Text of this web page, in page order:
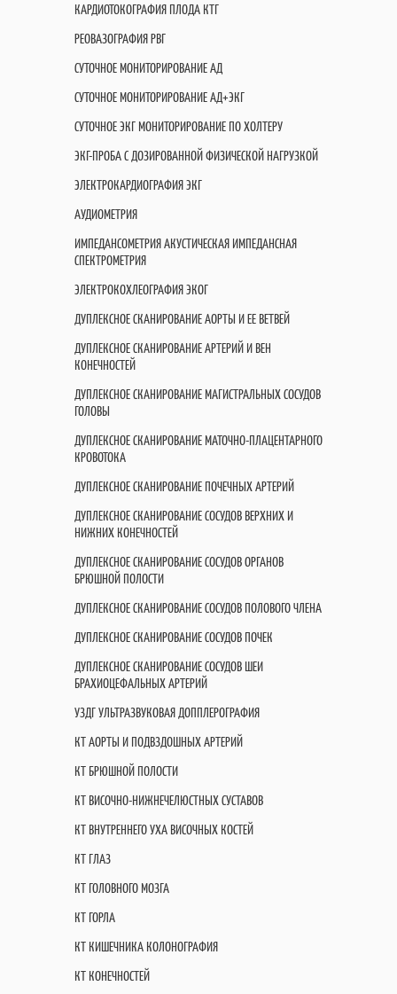
КАРДИОТОКОГРАФИЯ ПЛОДА КТГ
РЕОВАЗОГРАФИЯ РВГ
СУТОЧНОЕ МОНИТОРИРОВАНИЕ АД
СУТОЧНОЕ МОНИТОРИРОВАНИЕ АД+ЭКГ
СУТОЧНОЕ ЭКГ МОНИТОРИРОВАНИЕ ПО ХОЛТЕРУ
ЭКГ-ПРОБА С ДОЗИРОВАННОЙ ФИЗИЧЕСКОЙ НАГРУЗКОЙ
ЭЛЕКТРОКАРДИОГРАФИЯ ЭКГ
АУДИОМЕТРИЯ
ИМПЕДАНСОМЕТРИЯ АКУСТИЧЕСКАЯ ИМПЕДАНСНАЯ
СПЕКТРОМЕТРИЯ
ЭЛЕКТРОКОХЛЕОГРАФИЯ ЭКОГ
ДУПЛЕКСНОЕ СКАНИРОВАНИЕ АОРТЫ И ЕЕ ВЕТВЕЙ
ДУПЛЕКСНОЕ СКАНИРОВАНИЕ АРТЕРИЙ И ВЕН
КОНЕЧНОСТЕЙ
ДУПЛЕКСНОЕ СКАНИРОВАНИЕ МАГИСТРАЛЬНЫХ СОСУДОВ
ГОЛОВЫ
ДУПЛЕКСНОЕ СКАНИРОВАНИЕ МАТОЧНО-ПЛАЦЕНТАРНОГО
КРОВОТОКА
ДУПЛЕКСНОЕ СКАНИРОВАНИЕ ПОЧЕЧНЫХ АРТЕРИЙ
ДУПЛЕКСНОЕ СКАНИРОВАНИЕ СОСУДОВ ВЕРХНИХ И
НИЖНИХ КОНЕЧНОСТЕЙ
ДУПЛЕКСНОЕ СКАНИРОВАНИЕ СОСУДОВ ОРГАНОВ
БРЮШНОЙ ПОЛОСТИ
ДУПЛЕКСНОЕ СКАНИРОВАНИЕ СОСУДОВ ПОЛОВОГО ЧЛЕНА
ДУПЛЕКСНОЕ СКАНИРОВАНИЕ СОСУДОВ ПОЧЕК
ДУПЛЕКСНОЕ СКАНИРОВАНИЕ СОСУДОВ ШЕИ
БРАХИОЦЕФАЛЬНЫХ АРТЕРИЙ
УЗДГ УЛЬТРАЗВУКОВАЯ ДОППЛЕРОГРАФИЯ
КТ АОРТЫ И ПОДВЗДОШНЫХ АРТЕРИЙ
КТ БРЮШНОЙ ПОЛОСТИ
КТ ВИСОЧНО-НИЖНЕЧЕЛЮСТНЫХ СУСТАВОВ
КТ ВНУТРЕННЕГО УХА ВИСОЧНЫХ КОСТЕЙ
КТ ГЛАЗ
КТ ГОЛОВНОГО МОЗГА
КТ ГОРЛА
КТ КИШЕЧНИКА КОЛОНОГРАФИЯ
КТ КОНЕЧНОСТЕЙ